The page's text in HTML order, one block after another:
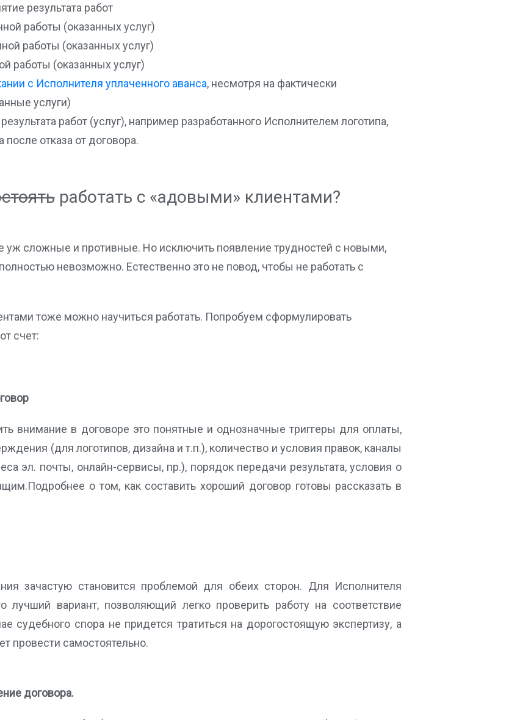
результата работ
работы (оказанных услуг)
работы (оказанных услуг)
работы (оказанных услуг)
с Исполнителя уплаченного аванса, несмотря на фактически
услуги)
работ (услуг), например разработанного Исполнителем логотипа,
отказа от договора.
работать с «адовыми» клиентами?
уж сложные и противные. Но исключить появление трудностей с новыми,
невозможно. Естественно это не повод, чтобы не работать с
тоже можно научиться работать. Попробуем сформулировать
счет:
внимание в договоре это понятные и однозначные триггеры для оплаты,
(для логотипов, дизайна и т.п.), количество и условия правок, каналы
эл. почты, онлайн-сервисы, пр.), порядок передачи результата, условия о
о том, как составить хороший договор готовы рассказать в
зачастую становится проблемой для обеих сторон. Для Исполнителя
лучший вариант, позволяющий легко проверить работу на соответствие
судебного спора не придется тратиться на дорогостоящую экспертизу, а
провести самостоятельно.
договора.